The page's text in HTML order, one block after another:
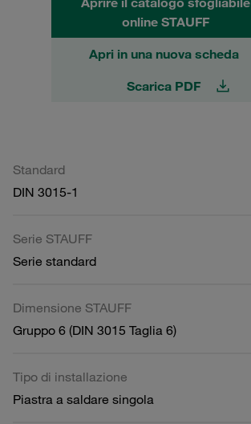
online STAUFF
Apri in una nuova scheda
Scarica PDF
Standard
DIN 3015-1
Serie STAUFF
Serie standard
Dimensione STAUFF
Gruppo 6 (DIN 3015 Taglia 6)
Tipo di installazione
Piastra a saldare singola